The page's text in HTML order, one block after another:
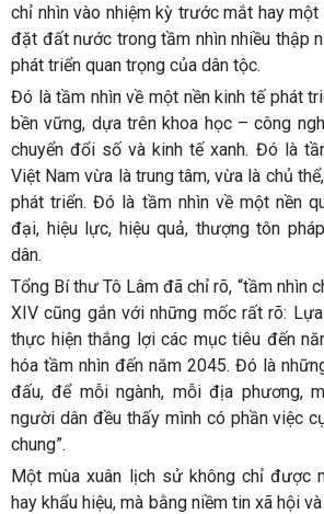
chỉ nhìn vào nhiệm kỳ trước mắt hay
đặt đất nước trong tầm nhìn nhiều thập
phát triển quan trọng của dân tộc.
Đó là tầm nhìn về một nền kinh tế phát
bền vững, dựa trên khoa học – công
chuyển đổi số và kinh tế xanh. Đó là
Việt Nam vừa là trung tâm, vừa là chủ
phát triển. Đó là tầm nhìn về một nền
đại, hiệu lực, hiệu quả, thượng tôn
dân.
Tổng Bí thư Tô Lâm đã chỉ rõ, “tầm nhìn
XIV cũng gắn với những mốc rất rõ:
thực hiện thắng lợi các mục tiêu đến
hóa tầm nhìn đến năm 2045. Đó là
đấu, để mỗi ngành, mỗi địa phương,
người dân đều thấy mình có phần việc
chung”.
Một mùa xuân lịch sử không chỉ được
hay khẩu hiệu, mà bằng niềm tin xã hội